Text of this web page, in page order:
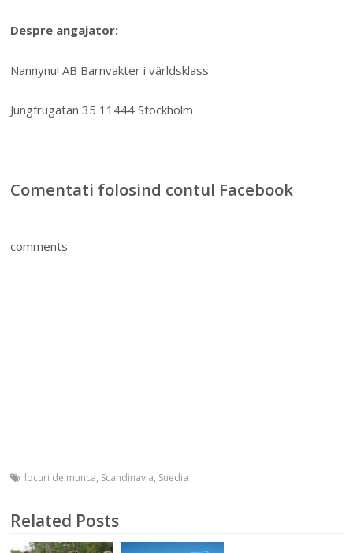
Despre angajator:
Nannynu! AB Barnvakter i världsklass
Jungfrugatan 35 11444 Stockholm
Comentati folosind contul Facebook
comments
locuri de munca, Scandinavia, Suedia
Related Posts